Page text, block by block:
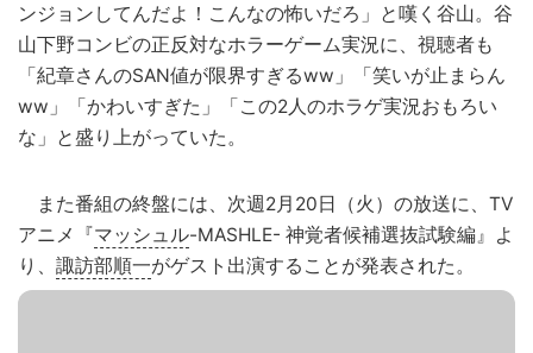
ンジョンしてんだよ！こんなの怖いだろ」と嘆く谷山。谷
山下野コンビの正反対なホラーゲーム実況に、視聴者も
「紀章さんのSAN値が限界すぎるww」「笑いが止まらん
ww」「かわいすぎた」「この2人のホラゲ実況おもろい
な」と盛り上がっていた。
また番組の終盤には、次週2月20日（火）の放送に、TV
アニメ『マッシュル-MASHLE- 神覚者候補選抜試験編』よ
り、 諏訪部順一がゲスト出演することが発表された。